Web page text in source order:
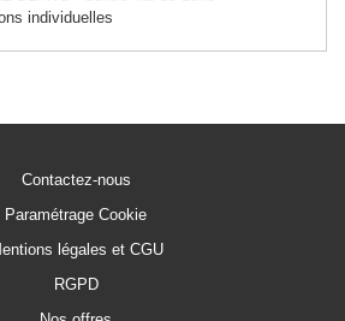
individuelles
Contactez-nous
Paramétrage Cookie
légales et CGU
RGPD